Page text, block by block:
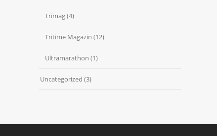
Trimag(4)
Tritime Magazin (12)
Ultramarathon (1)
Uncategorized (3)